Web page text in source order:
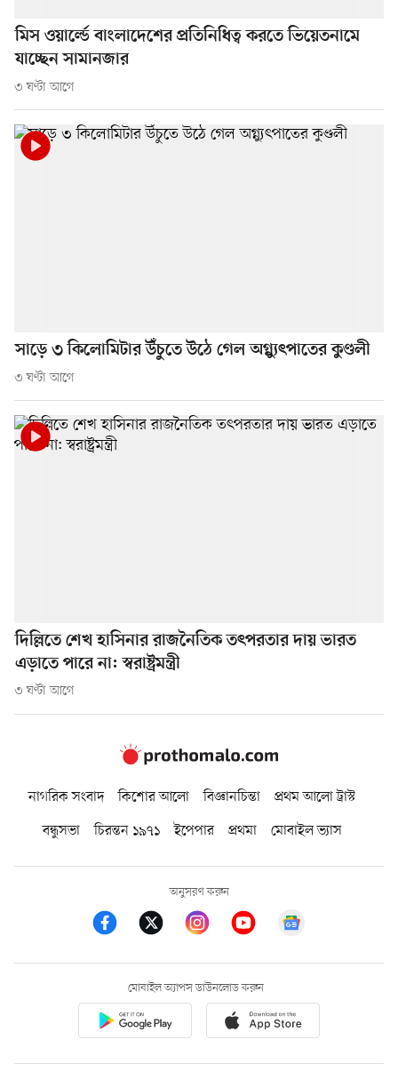
মিস ওয়ার্ল্ডে বাংলাদেশের প্রতিনিধিত্ব করতে ভিয়েতনামে
যাচ্ছেন সামানজার
৩ ঘণ্টা আগে
সাড়ে ৩ কিলোমিটার উঁচুতে উঠে গেল অগ্ন্যুৎপাতের কুণ্ডলী
৩ ঘণ্টা আগে
দিল্লিতে শেখ হাসিনার রাজনৈতিক তৎপরতার দায় ভারত
এড়াতে পারে না: স্বরাষ্ট্রমন্ত্রী
৩ ঘণ্টা আগে
নাগরিক সংবাদ কিশোর আলো বিজ্ঞানচিন্তা
প্রথম আলো ট্রাস্ট
বন্ধুসভা
চিরন্তন ১৯৭১ ইপেপার প্রথমা মোবাইল ভ্যাস
অনুসরণ করুন
মোবাইল অ্যাপস ডাউনলোড করুন